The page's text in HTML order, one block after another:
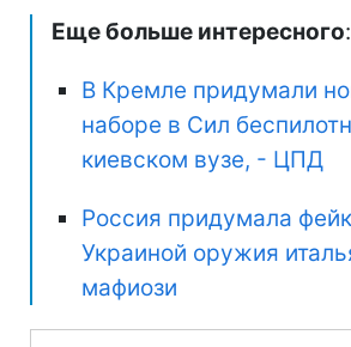
Еще больше интересного:
В Кремле придумали
наборе в Сил
киевском вузе, - ЦПД
Россия придумала
Украиной оружия
мафиози